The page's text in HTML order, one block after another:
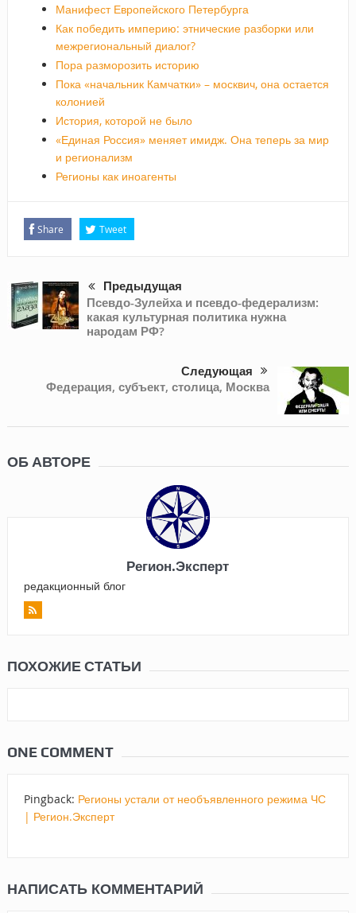
Манифест Европейского Петербурга
Как победить империю: этнические разборки или
межрегиональный диалог?
Пора разморозить историю
Пока «начальник Камчатки» – москвич, она остается
колонией
История, которой не было
«Единая Россия» меняет имидж. Она теперь за мир
и регионализм
Регионы как иноагенты
Share Tweet
Предыдущая
Псевдо-Зулейха и псевдо-федерализм:
какая культурная политика нужна
народам РФ?
Следующая
Федерация, субъект, столица, Москва
ОБ АВТОРЕ
Регион.Эксперт
редакционный блог
ПОХОЖИЕ СТАТЬИ
ONE COMMENT
Pingback: Регионы устали от необъявленного режима ЧС
| Регион.Эксперт
НАПИСАТЬ КОММЕНТАРИЙ